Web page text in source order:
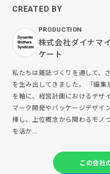
CREATED BY
PRODUCTION
株式会社ダイナマ
ケート
私たちは雑誌づくりを通して、
を生み出してきました。 「編集
を軸に、経営計画におけるデザ
マーク開発やパッケージデザイ
揮し、上位概念から関わるモノ
を活か...
この会社